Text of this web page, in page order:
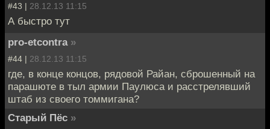
#43 | 28.12.13 11:15
А быстро тут
pro-etcontra »
#44 | 28.12.13 11:15
где, в конце концов, рядовой Райан, сброшенный на
парашюте в тыл армии Паулюса и расстрелявший
штаб из своего томмигана?
Старый Пёс »